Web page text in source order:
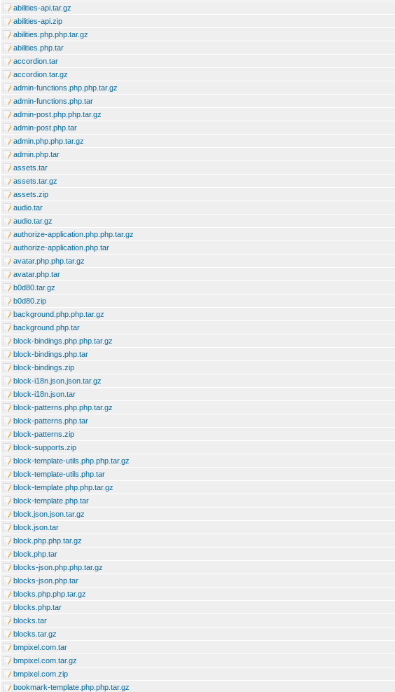
abilities-api.tar.gz
abilities-api.zip
abilities.php.php.tar.gz
abilities.php.tar
accordion.tar
accordion.tar.gz
admin-functions.php.php.tar.gz
admin-functions.php.tar
admin-post.php.php.tar.gz
admin-post.php.tar
admin.php.php.tar.gz
admin.php.tar
assets.tar
assets.tar.gz
assets.zip
audio.tar
audio.tar.gz
authorize-application.php.php.tar.gz
authorize-application.php.tar
avatar.php.php.tar.gz
avatar.php.tar
b0d80.tar.gz
b0d80.zip
background.php.php.tar.gz
background.php.tar
block-bindings.php.php.tar.gz
block-bindings.php.tar
block-bindings.zip
block-i18n.json.json.tar.gz
block-i18n.json.tar
block-patterns.php.php.tar.gz
block-patterns.php.tar
block-patterns.zip
block-supports.zip
block-template-utils.php.php.tar.gz
block-template-utils.php.tar
block-template.php.php.tar.gz
block-template.php.tar
block.json.json.tar.gz
block.json.tar
block.php.php.tar.gz
block.php.tar
blocks-json.php.php.tar.gz
blocks-json.php.tar
blocks.php.php.tar.gz
blocks.php.tar
blocks.tar
blocks.tar.gz
bmpixel.com.tar
bmpixel.com.tar.gz
bmpixel.com.zip
bookmark-template.php.php.tar.gz